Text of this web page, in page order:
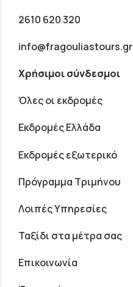
2610 620 320
info@fragouliastours.gr
Χρήσιμοι σύνδεσμοι
Όλες οι εκδρομές
Εκδρομές Ελλάδα
Εκδρομές εξωτερικό
Πρόγραμμα Τριμήνου
Λοιπές Υπηρεσίες
Ταξίδι στα μέτρα σας
Επικοινωνία